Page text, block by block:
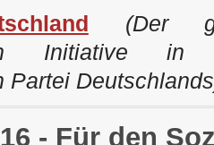
(Der
Initiative
Partei
- Für den